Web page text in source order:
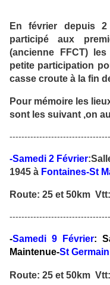
En février depuis
participé aux
(ancienne FFCT)
petite participation
casse croute à la fin
Pour mémoire les
sont les suivant ,on
-Samedi 2 Février
1945 à Fontaines-St
Route: 25 et 50km
-Samedi 9 Février:
Maintenue-St
Route: 25 et 50km